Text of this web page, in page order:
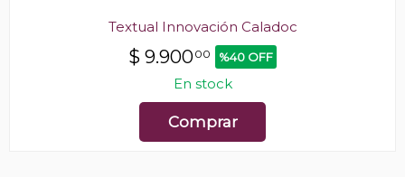
Textual Innovación Caladoc
$ 9.90000 %40 OFF
En stock
Comprar